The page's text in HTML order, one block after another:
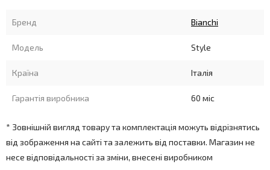
Бренд Bianchi
Модель Style
Країна Італія
Гарантія виробника 60 міс
* Зовнішній вигляд товару та комплектація можуть відрізнятись
від зображення на сайті та залежить від поставки. Магазин не
несе відповідальності за зміни, внесені виробником